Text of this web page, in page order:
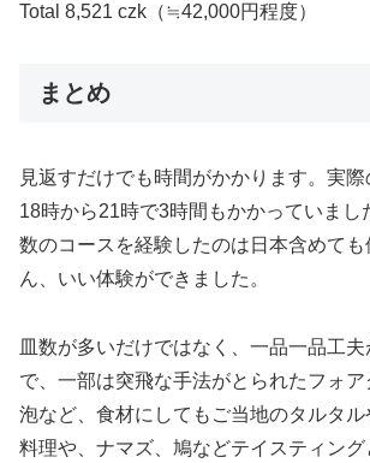
Total 8,521 czk（≒42,000円程度）
まとめ
見返すだけでも時間がかかります。実
18時から21時で3時間もかかっていまし
数のコースを経験したのは日本含めて
ん、いい体験ができました。
皿数が多いだけではなく、一品一品工
で、一部は突飛な手法がとられたフォ
泡など、食材にしてもご当地のタルタ
料理や、ナマズ、鳩などテイスティン